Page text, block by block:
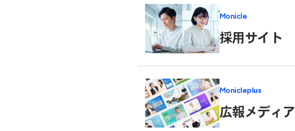
Monicle
採用サイト
Monicleplus
広報メディア